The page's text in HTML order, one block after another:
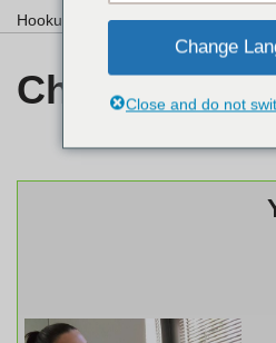
HookupLover»⭐ Arvostelut»
Charlotte
Change
Close and do not